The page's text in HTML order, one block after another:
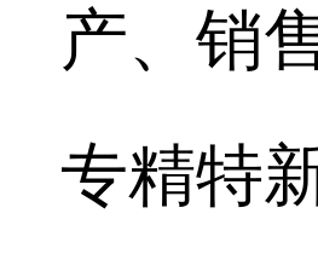
产、销
专精特